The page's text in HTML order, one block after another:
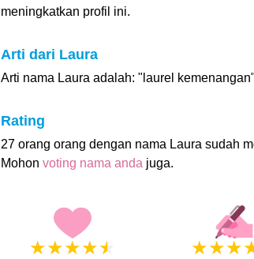
meningkatkan profil ini.
Arti dari Laura
Arti nama Laura adalah: "laurel
Rating
27 orang orang dengan nama Laura sudah
Mohon voting nama anda juga.
★★★★★ ★★★